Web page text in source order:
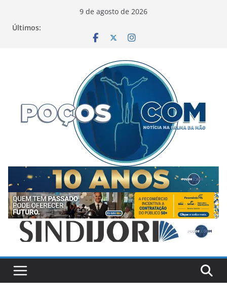
9 de agosto de 2026
Últimos: